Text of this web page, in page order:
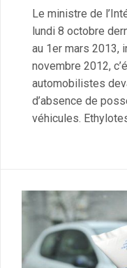
Le ministre de
lundi 8 octobre
au 1er mars 2013,
novembre 2012,
automobilistes
d’absence de
véhicules.